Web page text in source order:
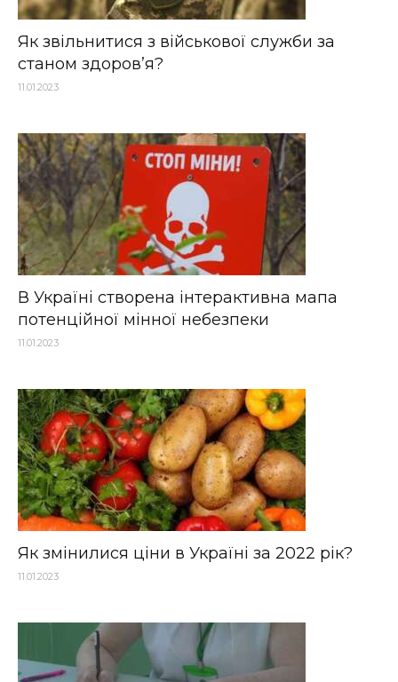
Як звільнитися з військової служби за
станом здоров’я?
11.01.2023
В Україні створена інтерактивна мапа
потенційної мінної небезпеки
11.01.2023
Як змінилися ціни в Україні за 2022 рік?
11.01.2023